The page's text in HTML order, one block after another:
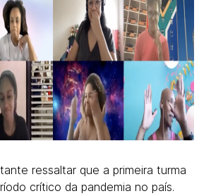
ressaltar que a primeira turma
crítico da pandemia no país.